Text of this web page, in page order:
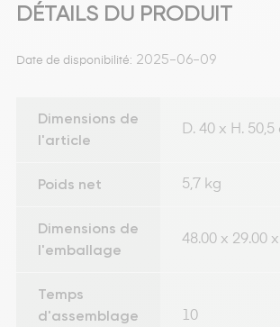
DÉTAILS DU PRODUIT
Date de disponibilité: 2025-06-09
Dimensions de
l'article
D. 40 x H. 50,5
Poids net 5,7 kg
Dimensions de
l'emballage
48.00 x 29.00
Temps
d'assemblage
10